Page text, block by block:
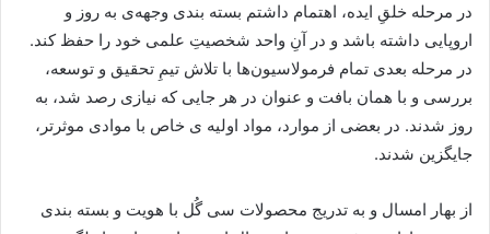
در مرحله خلقِ ایده، اهتمام داشتم بسته بندی وجهه‌ی به روز و
اروپایی داشته باشد و در آنِ واحد شخصیتِ علمی خود را حفظ کند.
در مرحله بعدی تمام فرمولاسیون‌ها با تلاش تیمِ تحقیق و توسعه،
بررسی و با همان بافت و عنوان در هر جایی که نیازی رصد شد، به
روز شدند. در بعضی از موارد، مواد اولیه ی خاص با موادی موثرتر،
جایگزین شدند.
از بهار امسال و به تدریج محصولات سی گُل با هویت و بسته بندی